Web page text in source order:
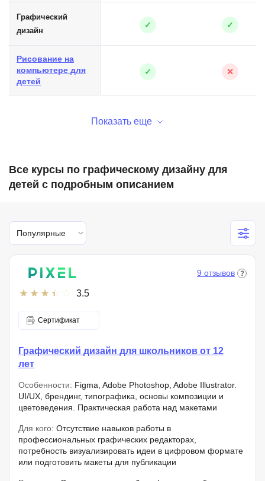
Графический
дизайн
✓ ✓
Рисование на
компьютере для
детей
✓ ✕
Показать еще
Все курсы по графическому дизайну для
детей с подробным описанием
Популярные
3.5
9 отзывов
Сертификат
Графический дизайн для школьников от 12
лет
Особенности: Figma, Adobe Photoshop, Adobe Illustrator.
UI/UX, брендинг, типографика, основы композиции и
цветоведения. Практическая работа над макетами
Для кого: Отсутствие навыков работы в
профессиональных графических редакторах,
потребность визуализировать идеи в цифровом формате
или подготовить макеты для публикации